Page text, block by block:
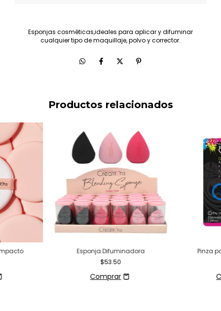
Esponjas cosméticas,ideales para aplicar y difuminar
cualquier tipo de maquillaje, polvo y corrector.
Productos relacionados
Esponja Difuminadora
$53.50
Pinza